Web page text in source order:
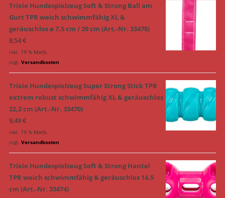
Trixie Hundespielzeug Soft & Strong Ball am
Gurt TPR weich schwimmfähig XL &
geräuschlos ø 7,5 cm / 29 cm (Art.-Nr. 33478)
8,54€
inkl. 19 % MwSt.
zzgl. Versandkosten
Trixie Hundespielzeug Super Strong Stick TPR
extrem robust schwimmfähig XL & geräuschlos
22,2 cm (Art.-Nr. 33470)
9,49€
inkl. 19 % MwSt.
zzgl. Versandkosten
Trixie Hundespielzeug Soft & Strong Hantel
TPR weich schwimmfähig & geräuschlos 14,5
cm (Art.-Nr. 33474)